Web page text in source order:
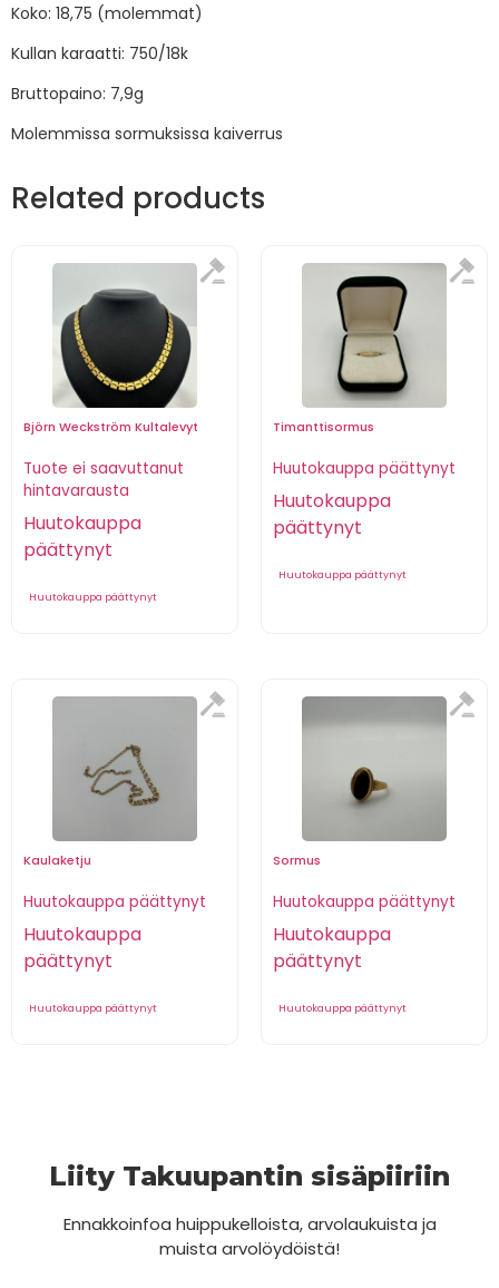
Koko: 18,75 (molemmat)
Kullan karaatti: 750/18k
Bruttopaino: 7,9g
Molemmissa sormuksissa kaiverrus
Related products
Björn Weckström Kultalevyt
Tuote ei saavuttanut
hintavarausta
Huutokauppa
päättynyt
Huutokauppa päättynyt
Timanttisormus
Huutokauppa päättynyt
Huutokauppa
päättynyt
Huutokauppa päättynyt
Kaulaketju
Huutokauppa päättynyt
Huutokauppa
päättynyt
Huutokauppa päättynyt
Sormus
Huutokauppa päättynyt
Huutokauppa
päättynyt
Huutokauppa päättynyt
Liity Takuupantin sisäpiiriin
Ennakkoinfoa huippukelloista, arvolaukuista ja
muista arvolöydöistä!